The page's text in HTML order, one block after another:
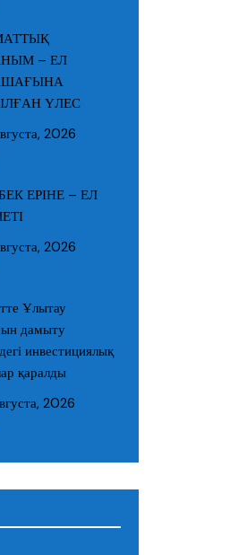
– ЕЛ
ҮЛЕС
2026
ЕРІНЕ – ЕЛ
2026
Ұлытау
дамыту
инвестициялық
қаралды
2026